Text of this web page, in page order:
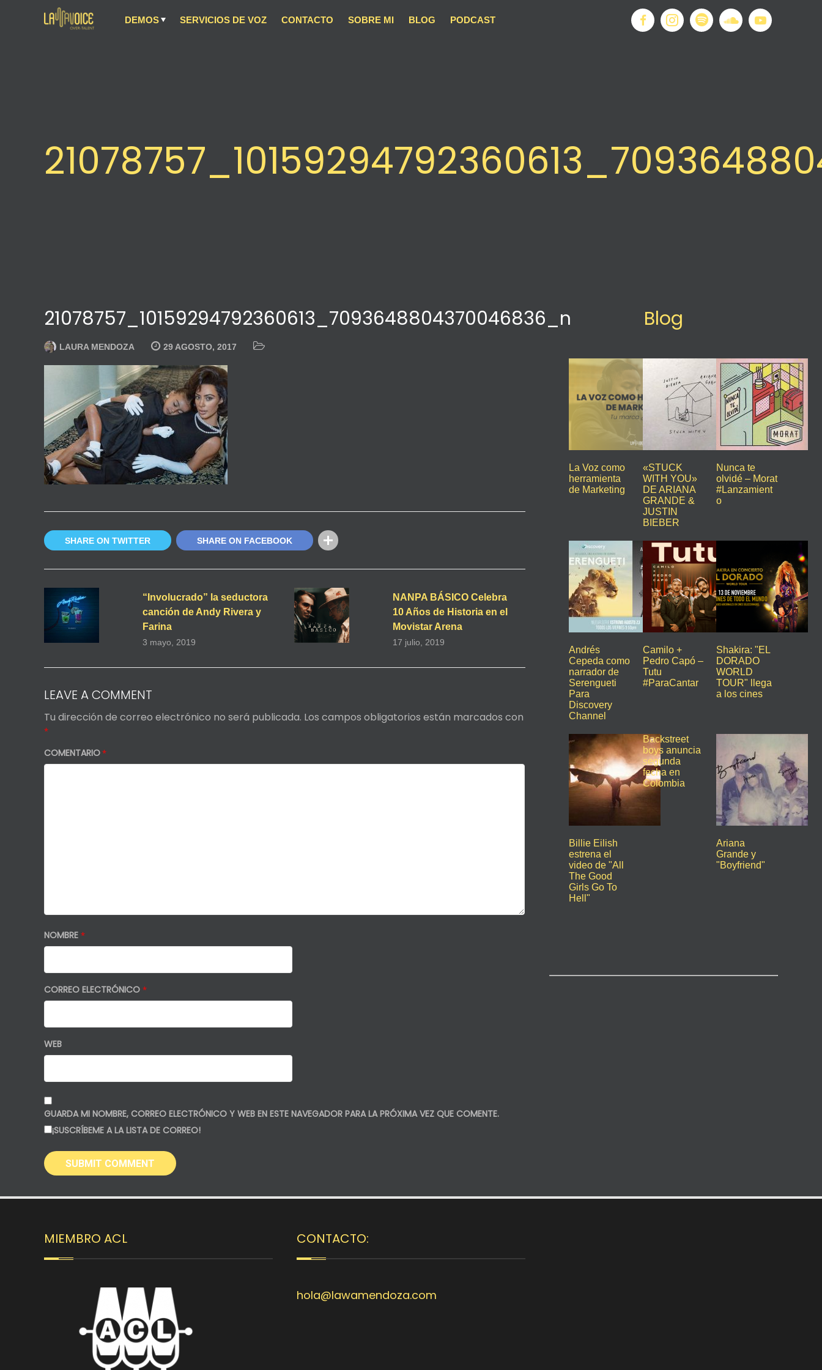
DEMOS SERVICIOS DE VOZ CONTACTO SOBRE MI BLOG PODCAST
21078757_10159294792360613_7093648804370046836_n
LAURA MENDOZA 29 AGOSTO, 2017
SHARE ON TWITTER SHARE ON FACEBOOK
“Involucrado” la seductora
canción de Andy Rivera y
Farina
3 mayo, 2019
NANPA BÁSICO Celebra
10 Años de Historia en el
Movistar Arena
17 julio, 2019
LEAVE A COMMENT
Tu dirección de correo electrónico no será publicada. Los campos obligatorios están marcados con
*
COMENTARIO*
NOMBRE *
CORREO ELECTRÓNICO *
WEB
GUARDA MI NOMBRE, CORREO ELECTRÓNICO Y WEB EN ESTE NAVEGADOR PARA LA PRÓXIMA VEZ QUE COMENTE.
¡SUSCRÍBEME A LA LISTA DE CORREO!
Blog
La Voz como
herramienta
de Marketing
«STUCK
WITH YOU»
DE ARIANA
GRANDE &
JUSTIN
BIEBER
Nunca te
olvidé – Morat
#Lanzamient
o
Andrés
Cepeda como
narrador de
Serengueti
Para
Discovery
Channel
Camilo +
Pedro Capó –
Tutu
#ParaCantar
Shakira: "EL
DORADO
WORLD
TOUR" llega
a los cines
Billie Eilish
estrena el
video de "All
The Good
Girls Go To
Hell"
Backstreet
boys anuncia
segunda
fecha en
Colombia
Ariana
Grande y
"Boyfriend"
MIEMBRO ACL CONTACTO:
hola@lawamendoza.com